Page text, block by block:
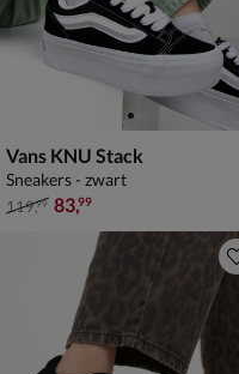
Vans KNU Stack
Sneakers - zwart
van € 119,99 voor € 83,99
119,99 83,99